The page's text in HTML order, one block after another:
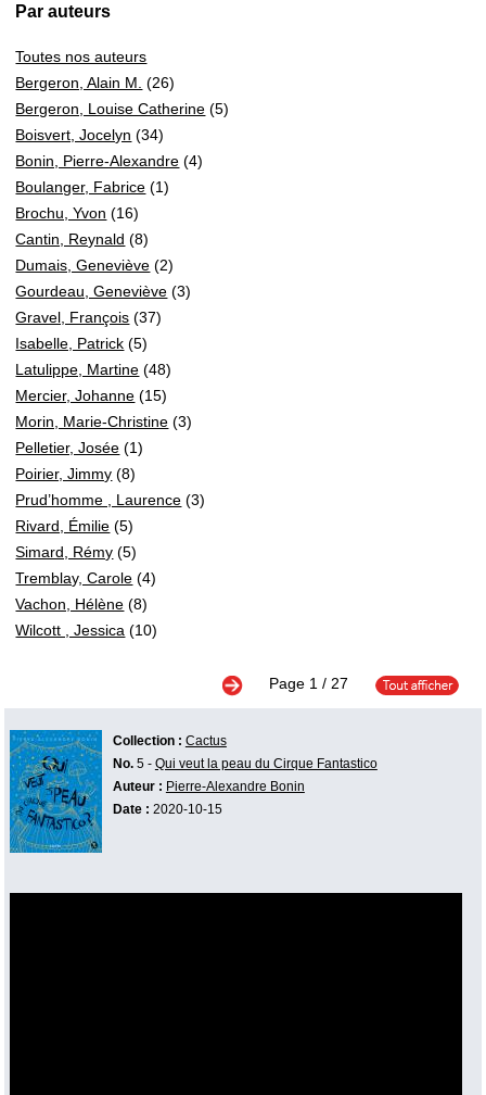
Par auteurs
Toutes nos auteurs
Bergeron, Alain M. (26)
Bergeron, Louise Catherine (5)
Boisvert, Jocelyn (34)
Bonin, Pierre-Alexandre (4)
Boulanger, Fabrice (1)
Brochu, Yvon (16)
Cantin, Reynald (8)
Dumais, Geneviève (2)
Gourdeau, Geneviève (3)
Gravel, François (37)
Isabelle, Patrick (5)
Latulippe, Martine (48)
Mercier, Johanne (15)
Morin, Marie-Christine (3)
Pelletier, Josée (1)
Poirier, Jimmy (8)
Prud’homme , Laurence (3)
Rivard, Émilie (5)
Simard, Rémy (5)
Tremblay, Carole (4)
Vachon, Hélène (8)
Wilcott , Jessica (10)
Page 1/ 27
Collection : Cactus
No.5 - Qui veut la peau du Cirque Fantastico
Auteur : Pierre-Alexandre Bonin
Date : 2020-10-15